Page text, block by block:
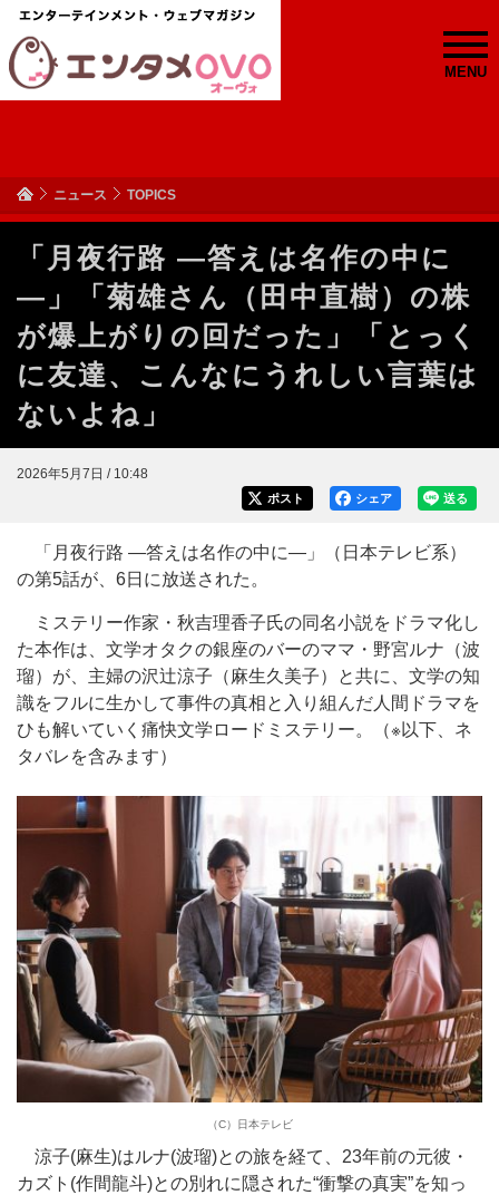
MENU
ニュース TOPICS
「月夜行路 ―答えは名作の中に
―」「菊雄さん（田中直樹）の株
が爆上がりの回だった」「とっく
に友達、こんなにうれしい言葉は
ないよね」
2026年5月7日 / 10:48
送る
シェア
ポスト
「月夜行路 ―答えは名作の中に―」（日本テレビ系）
の第5話が、6日に放送された。
ミステリー作家・秋吉理香子氏の同名小説をドラマ化し
た本作は、文学オタクの銀座のバーのママ・野宮ルナ（波
瑠）が、主婦の沢辻涼子（麻生久美子）と共に、文学の知
識をフルに生かして事件の真相と入り組んだ人間ドラマを
ひも解いていく痛快文学ロードミステリー。（※以下、ネ
タバレを含みます）
（C）日本テレビ
涼子(麻生)はルナ(波瑠)との旅を経て、23年前の元彼・
カズト(作間龍斗)との別れに隠された“衝撃の真実”を知っ